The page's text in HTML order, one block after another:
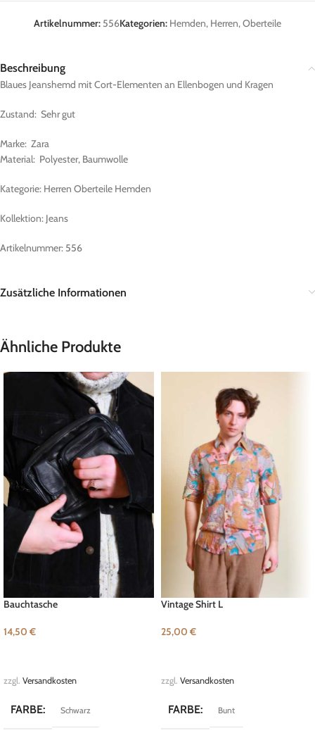
Artikelnummer: 556Kategorien: Hemden, Herren, Oberteile
Beschreibung
Blaues Jeanshemd mit Cort-Elementen an Ellenbogen und Kragen
Zustand: Sehr gut
Marke: Zara
Material: Polyester, Baumwolle
Kategorie: Herren Oberteile Hemden
Kollektion: Jeans
Artikelnummer: 556
Zusätzliche Informationen
Ähnliche Produkte
Bauchtasche
14,50 €
zzgl. Versandkosten
FARBE Schwarz
Vintage Shirt L
25,00 €
zzgl. Versandkosten
FARBE Bunt